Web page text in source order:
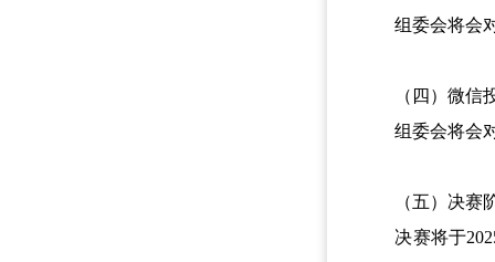
组委会将会对
（四）微信
组委会将会对
（五）决赛
决赛将于2025